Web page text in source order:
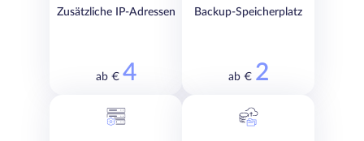
Zusätzliche IP-Adressen
ab € 4
Backup-Speicherplatz
ab € 2